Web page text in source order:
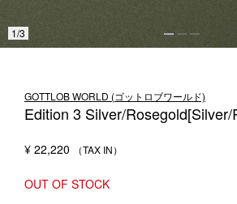
1/3
GOTTLOB WORLD (ゴットロブワールド)
Edition 3 Silver/Rosegold[Silver/
¥ 22,220
OUT OF STOCK